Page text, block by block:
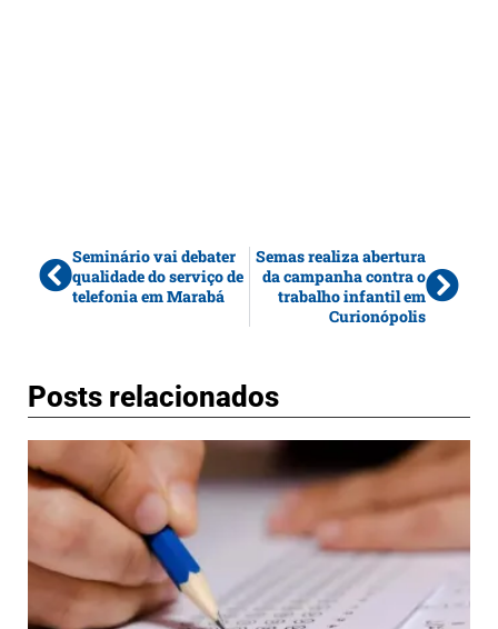
Seminário vai debater
qualidade do serviço de
telefonia em Marabá
Semas realiza abertura
da campanha contra o
trabalho infantil em
Curionópolis
Posts relacionados